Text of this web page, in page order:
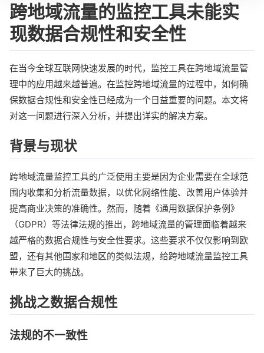
跨地域流量的监控工具未能实
现数据合规性和安全性
在当今全球互联网快速发展的时代，监控工具在跨地域流量管
理中的应用越来越普遍。在监控跨地域流量的过程中，如何确
保数据合规性和安全性已经成为一个日益重要的问题。本文将
对这一问题进行深入分析，并提出详实的解决方案。
背景与现状
跨地域流量监控工具的广泛使用主要是因为企业需要在全球范
围内收集和分析流量数据，以优化网络性能、改善用户体验并
提高商业决策的准确性。然而，随着《通用数据保护条例》
（GDPR）等法律法规的推出，跨地域流量的管理面临着越来
越严格的数据合规性与安全性要求。这些要求不仅仅影响到欧
盟，还有其他国家和地区的类似法规，给跨地域流量监控工具
带来了巨大的挑战。
挑战之数据合规性
法规的不一致性